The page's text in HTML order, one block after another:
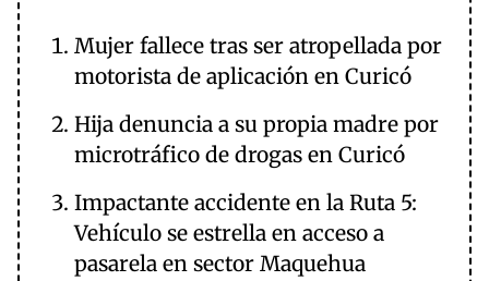
Mujer fallece tras ser atropellada por
motorista de aplicación en Curicó
Hija denuncia a su propia madre por
microtráfico de drogas en Curicó
Impactante accidente en la Ruta 5:
Vehículo se estrella en acceso a
pasarela en sector Maquehua